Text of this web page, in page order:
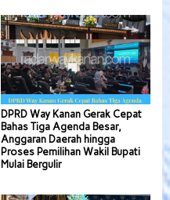
DPRD Way Kanan Gerak Cepat
Bahas Tiga Agenda Besar,
Anggaran Daerah hingga
Proses Pemilihan Wakil Bupati
Mulai Bergulir